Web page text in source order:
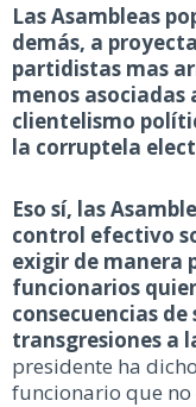
Las Asambleas
demás, a
partidistas mas
menos asociadas
clientelismo
la corruptela
Eso sí, las
control efectivo
exigir de manera
funcionarios
consecuencias
transgresiones a
presidente ha
funcionario que no